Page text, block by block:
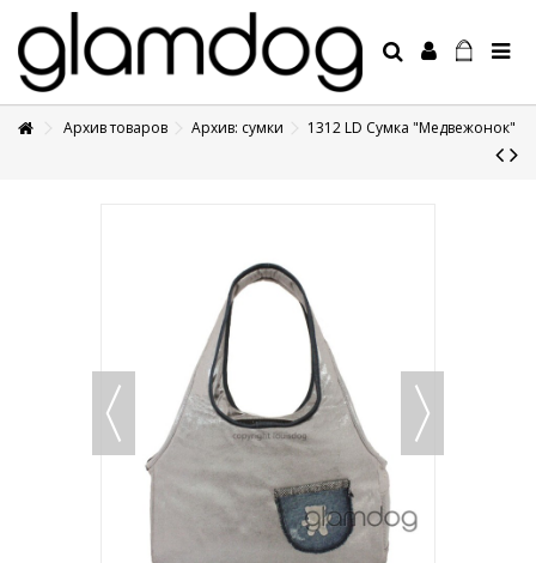
+7 495 1250410
Архив товаров Архив: сумки 1312 LD Сумка "Медвежонок"